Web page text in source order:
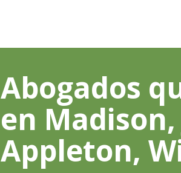
Abogados
en
Appleton,